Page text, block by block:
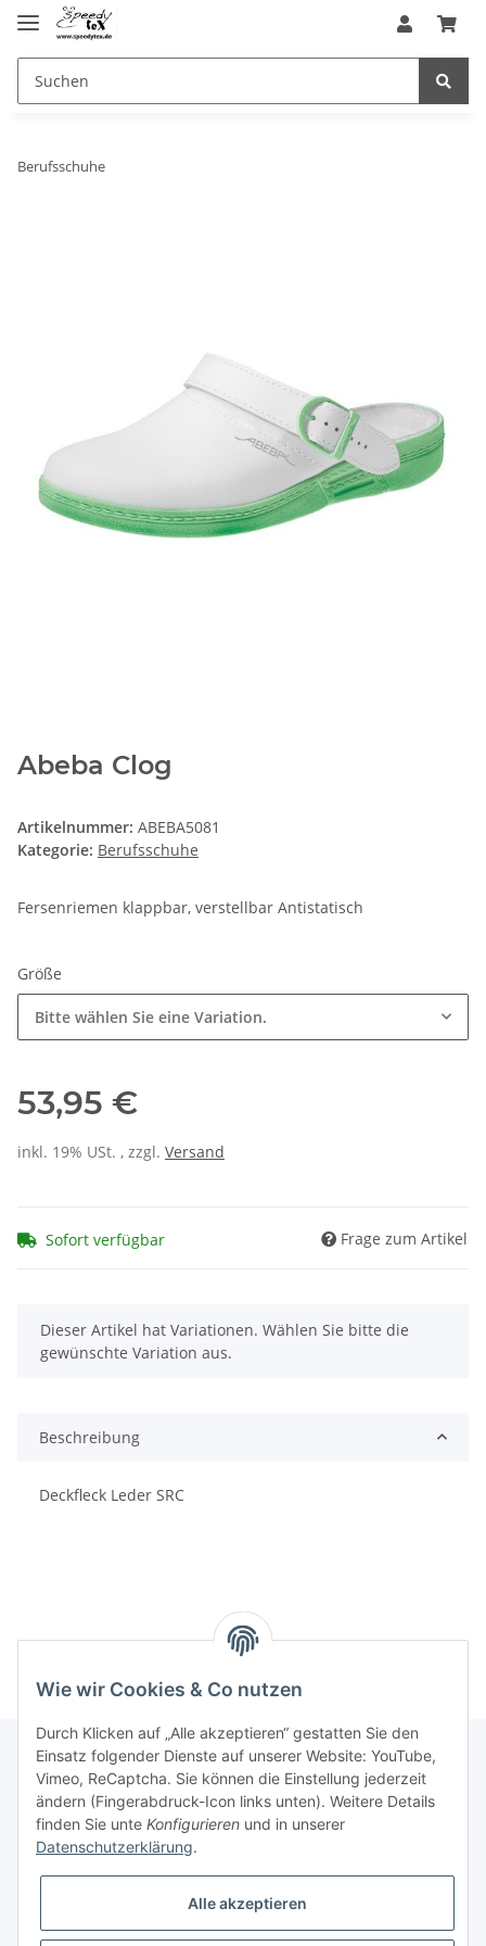
Berufsschuhe
Abeba Clog
Artikelnummer: ABEBA5081
Kategorie: Berufsschuhe
Fersenriemen klappbar, verstellbar Antistatisch
Größe
Bitte wählen Sie eine Variation.
53,95 €
inkl. 19% USt. , zzgl. Versand
Sofort verfügbar Frage zum Artikel
x
Dieser Artikel hat Variationen. Wählen Sie bitte die
gewünschte Variation aus.
Beschreibung
Deckfleck Leder SRC
Informationen
Gesetzliche Informationen
Wie wir Cookies & Co nutzen
Durch Klicken auf „Alle akzeptieren“ gestatten Sie den
Einsatz folgender Dienste auf unserer Website: YouTube,
Vimeo, ReCaptcha. Sie können die Einstellung jederzeit
ändern (Fingerabdruck-Icon links unten). Weitere Details
finden Sie unte Konfigurieren und in unserer
Datenschutzerklärung.
Alle akzeptieren